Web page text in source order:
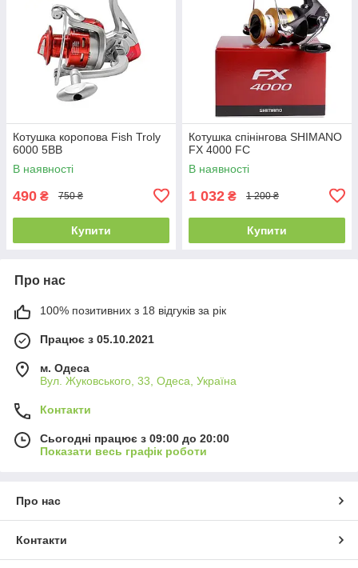
Котушка коропова Fish Troly
6000 5BB
В наявності
490 ₴ 750 ₴
Купити
Котушка спінінгова SHIMANO
FX 4000 FC
В наявності
1 032 ₴ 1 200 ₴
Купити
Про нас
100% позитивних з 18 відгуків за рік
Працює з 05.10.2021
м. Одеса
Вул. Жуковського, 33, Одеса, Україна
Контакти
Сьогодні працює з 09:00 до 20:00
Показати весь графік роботи
Про нас
Контакти